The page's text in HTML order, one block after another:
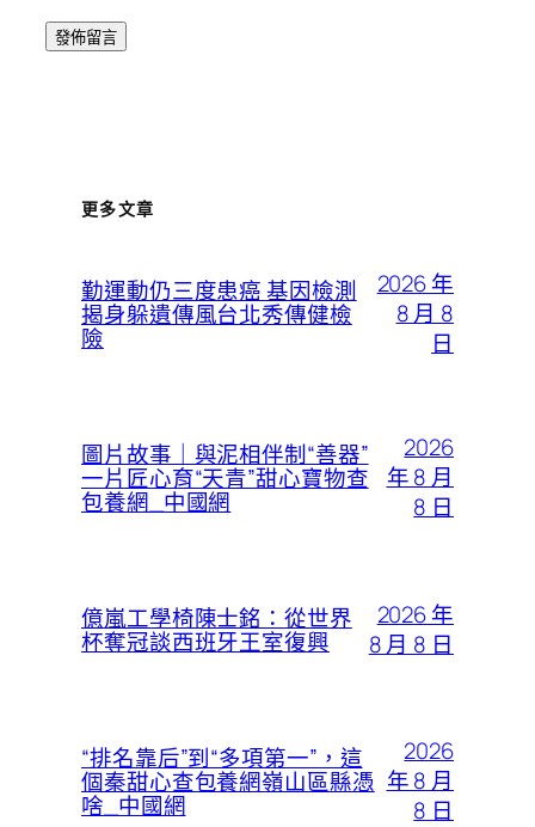
更多文章
勤運動仍三度患癌 基因檢測
揭身躲遺傳風台北秀傳健檢
險
2026 年
8 月 8
日
圖片故事｜與泥相伴制“善器”
一片匠心育“天青”甜心寶物查
包養網_中國網
2026
年 8 月
8 日
億嵐工學椅陳士銘：從世界
杯奪冠談西班牙王室復興
2026 年
8 月 8 日
“排名靠后”到“多項第一”，這
個秦甜心查包養網嶺山區縣憑
啥_中國網
2026
年 8 月
8 日